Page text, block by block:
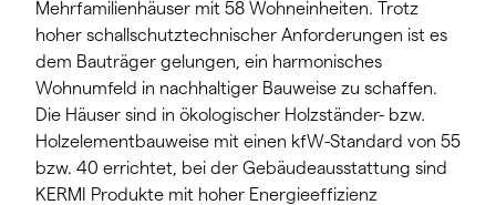
Mehrfamilienhäuser mit 58 Wohneinheiten. Trotz
hoher schallschutztechnischer Anforderungen ist es
dem Bauträger gelungen, ein harmonisches
Wohnumfeld in nachhaltiger Bauweise zu schaffen.
Die Häuser sind in ökologischer Holzständer- bzw.
Holzelementbauweise mit einen kfW-Standard von 55
bzw. 40 errichtet, bei der Gebäudeausstattung sind
KERMI Produkte mit hoher Energieeffizienz